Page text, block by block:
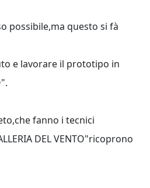
possibile,ma questo si fà
e lavorare il prototipo in
fanno i tecnici
DEL VENTO"ricoprono